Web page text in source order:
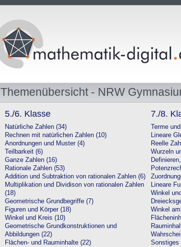
Themenübersicht - NRW
5./6. Klasse
Natürliche Zahlen (34)
Rechnen mit natürlichen Zahlen (10)
Anordnungen und Muster (4)
Teilbarkeit (6)
Ganze Zahlen (16)
Rationale Zahlen (53)
Addition und Subtraktion von rationalen Zahlen (6)
Multiplikation und Dividison von rationalen Zahlen
(18)
Geometrische Grundbegriffe (7)
Figuren und Körper (18)
Winkel und Kreis (10)
Geometrische Grundkonstruktionen und
Abbildungen (22)
Flächen- und Rauminhalte (22)
7./8.
Terme
Lineare
Reelle
Wurzeln
Lineare
Winkel
Winkel
Sonstiges